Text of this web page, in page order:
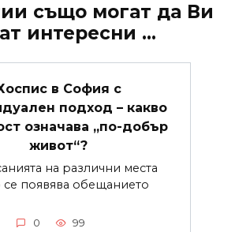
също могат да Ви
интересни ...
в София с
подход – какво
означава „по-добър
живот“?
на различни места
се появява обещанието
0 99